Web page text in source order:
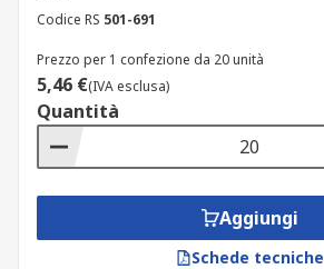
Codice RS 501-691
Prezzo per 1 confezione da 20 unità
5,46 €(IVA esclusa)
Quantità
Aggiungi
Schede tecniche